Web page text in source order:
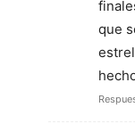
que